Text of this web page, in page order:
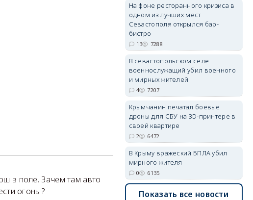
в поле. Зачем там авто
огонь ?
На фоне ресторанного кризиса в
одном из лучших мест
Севастополя открылся бар-
бистро
13 7288
В севастопольском селе
военнослужащий убил военного
и мирных жителей
4 7207
Крымчанин печатал боевые
дроны для СБУ на 3D-принтере в
своей квартире
2 6472
В Крыму вражеский БПЛА убил
мирного жителя
0 6135
Показать все новости